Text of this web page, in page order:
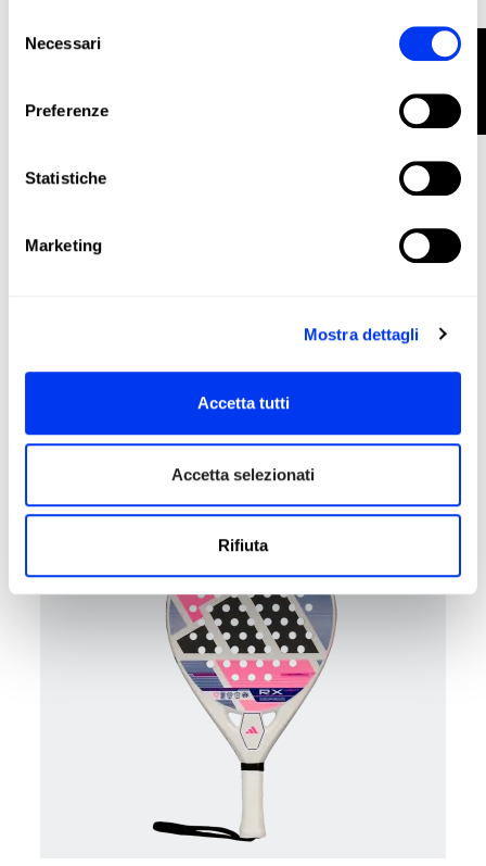
delNecessari
Preferenze
Statistiche
Marketing
Mostra dettagli
Accetta tutti
Accetta selezionati
Rifiuta
Racchetta da padel adidas Rx Series 2026
120,00 €
aggiungi al carrello